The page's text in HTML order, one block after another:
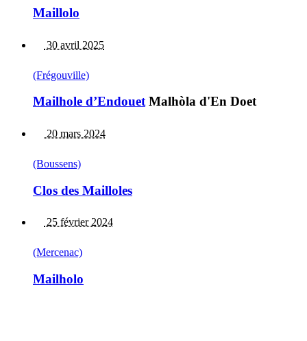
Maillolo
30 avril 2025
(Frégouville)
Mailhole d’EndouetMalhòla d'En Doet
20 mars 2024
(Boussens)
Clos des Mailloles
25 février 2024
(Mercenac)
Mailholo